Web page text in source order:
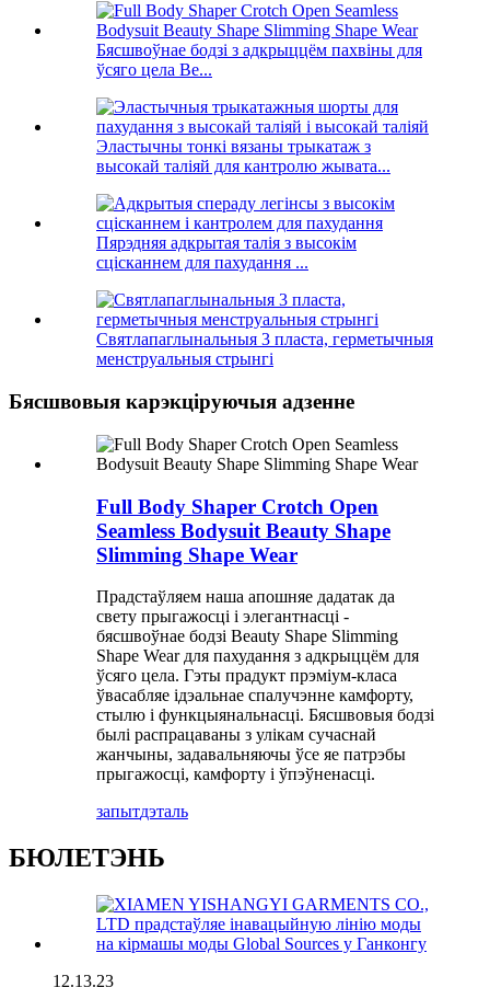
Бясшвоўнае бодзі з адкрыццём пахвіны для
ўсяго цела Be...
Эластычны тонкі вязаны трыкатаж з
высокай таліяй для кантролю жывата...
Пярэдняя адкрытая талія з высокім
сцісканнем для пахудання ...
Святлапаглынальныя 3 пласта, герметычныя
менструальныя стрынгі
Бясшвовыя карэкціруючыя адзенне
Full Body Shaper Crotch Open
Seamless Bodysuit Beauty Shape
Slimming Shape Wear
Прадстаўляем наша апошняе дадатак да
свету прыгажосці і элегантнасці -
бясшвоўнае бодзі Beauty Shape Slimming
Shape Wear для пахудання з адкрыццём для
ўсяго цела. Гэты прадукт прэміум-класа
ўвасабляе ідэальнае спалучэнне камфорту,
стылю і функцыянальнасці. Бясшвовыя бодзі
былі распрацаваны з улікам сучаснай
жанчыны, задавальняючы ўсе яе патрэбы
прыгажосці, камфорту і ўпэўненасці.
запытдэталь
БЮЛЕТЭНЬ
12.13.23